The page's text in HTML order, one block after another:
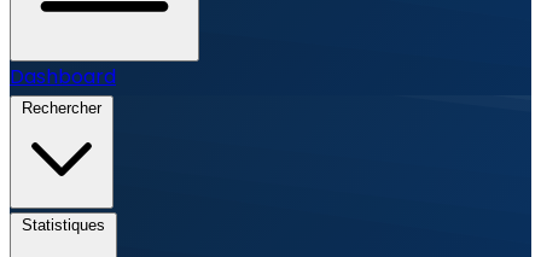
Dashboard
Rechercher
Statistiques